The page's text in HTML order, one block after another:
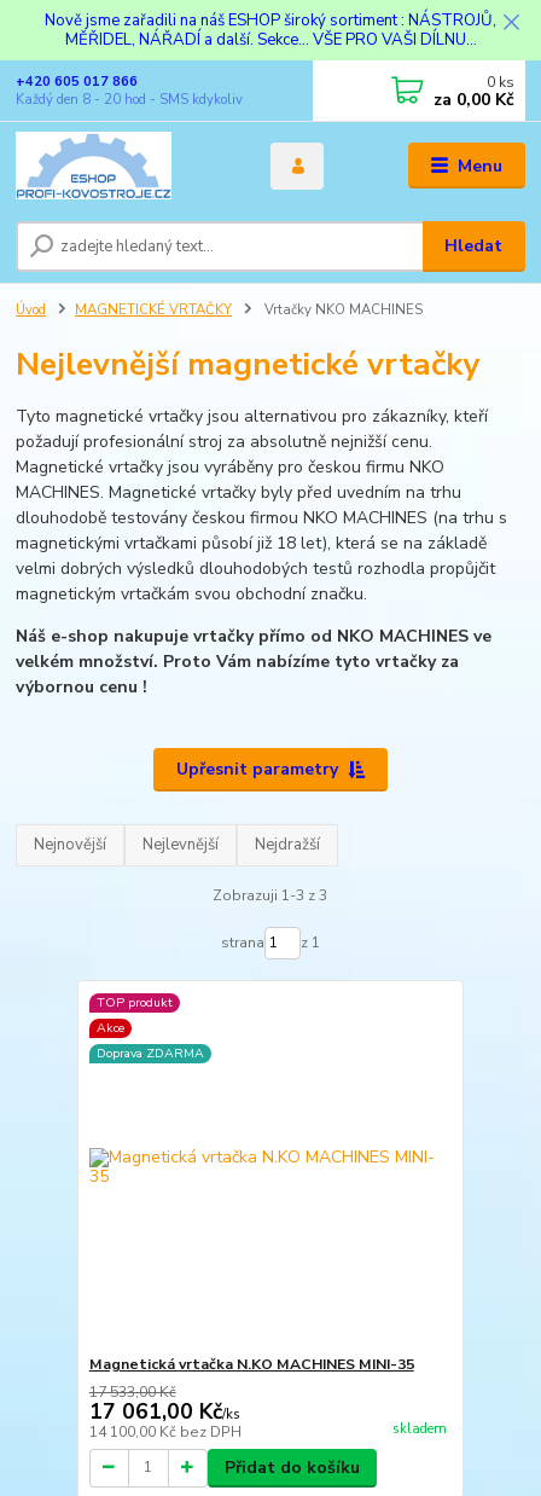
Nově jsme zařadili na náš ESHOP široký sortiment : NÁSTROJŮ,
MĚŘIDEL, NÁŘADÍ a další. Sekce... VŠE PRO VAŠI DÍLNU...
Menu
Hledat
+420 605 017 866
Každý den 8 - 20 hod - SMS kdykoliv
0 ks
za 0,00 Kč
Úvod MAGNETICKÉ VRTAČKY Vrtačky NKO MACHINES
Nejlevnější magnetické vrtačky
Tyto magnetické vrtačky jsou alternativou pro zákazníky, kteří
požadují profesionální stroj za absolutně nejnižší cenu.
Magnetické vrtačky jsou vyráběny pro českou firmu NKO
MACHINES. Magnetické vrtačky byly před uvedním na trhu
dlouhodobě testovány českou firmou NKO MACHINES (na trhu s
magnetickými vrtačkami působí již 18 let), která se na základě
velmi dobrých výsledků dlouhodobých testů rozhodla propůjčit
magnetickým vrtačkám svou obchodní značku.
Náš e-shop nakupuje vrtačky přímo od NKO MACHINES ve
velkém množství. Proto Vám nabízíme tyto vrtačky za
výbornou cenu !
Upřesnit parametry
Nejnovější Nejlevnější Nejdražší
Zobrazuji 1-3 z 3
strana z 1
TOP produkt
Akce
Doprava ZDARMA
Magnetická vrtačka N.KO MACHINES MINI-35
17 533,00 Kč
17 061,00 Kč/ks
14 100,00 Kč bez DPH skladem
Přidat do košíku